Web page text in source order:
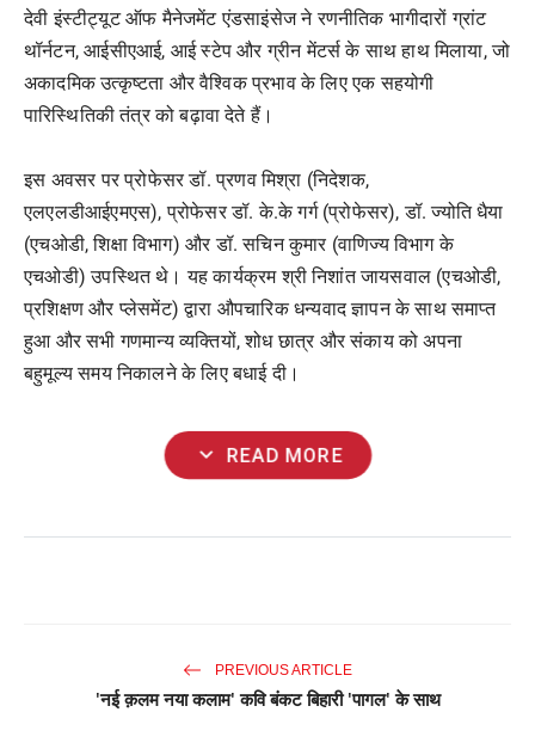
देवी इंस्टीट्यूट ऑफ मैनेजमेंट एंडसाइंसेज ने रणनीतिक भागीदारों ग्रांट
थॉर्नटन, आईसीएआई, आई स्टेप और ग्रीन मेंटर्स के साथ हाथ मिलाया, जो
अकादमिक उत्कृष्टता और वैश्विक प्रभाव के लिए एक सहयोगी
पारिस्थितिकी तंत्र को बढ़ावा देते हैं।
इस अवसर पर प्रोफेसर डॉ. प्रणव मिश्रा (निदेशक,
एलएलडीआईएमएस), प्रोफेसर डॉ. के.के गर्ग (प्रोफेसर), डॉ. ज्योति धैया
(एचओडी, शिक्षा विभाग) और डॉ. सचिन कुमार (वाणिज्य विभाग के
एचओडी) उपस्थित थे। यह कार्यक्रम श्री निशांत जायसवाल (एचओडी,
प्रशिक्षण और प्लेसमेंट) द्वारा औपचारिक धन्यवाद ज्ञापन के साथ समाप्त
हुआ और सभी गणमान्य व्यक्तियों, शोध छात्र और संकाय को अपना
बहुमूल्य समय निकालने के लिए बधाई दी।
expand_more READ MORE
PREVIOUS ARTICLE
'नई क़लम नया कलाम' कवि बंकट बिहारी 'पागल' के साथ